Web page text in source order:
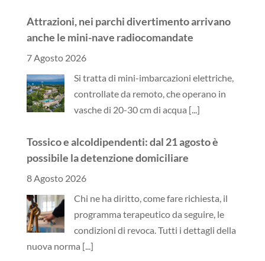
Attrazioni, nei parchi divertimento arrivano
anche le mini-nave radiocomandate
7 Agosto 2026
Si tratta di mini-imbarcazioni elettriche,
controllate da remoto, che operano in
vasche di 20-30 cm di acqua [...]
Tossico e alcoldipendenti: dal 21 agosto è
possibile la detenzione domiciliare
8 Agosto 2026
Chi ne ha diritto, come fare richiesta, il
programma terapeutico da seguire, le
condizioni di revoca. Tutti i dettagli della
nuova norma [...]